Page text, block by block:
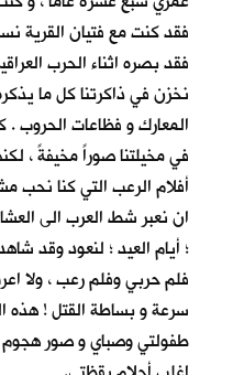
فقد كنت مع فتيان
فقد بصره اثناء الحرب
نخزن في ذاكرتنا كل ما
المعارك و فظاعات الحروب .
في مخيلتنا صوراً مخيفةً ،
أفلام الرعب التي كنا نحب
ان نعبر شط العرب الى
؛ أيام العيد ؛ لنعود وقد
فلم حربي وفلم رعب ، ولا
سرعة و بساطة القتل ! هذه
طفولتي وصباي و صور هجوم